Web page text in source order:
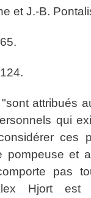
et J.-B.
attribués
qui
ces
et
pas
Hjort est